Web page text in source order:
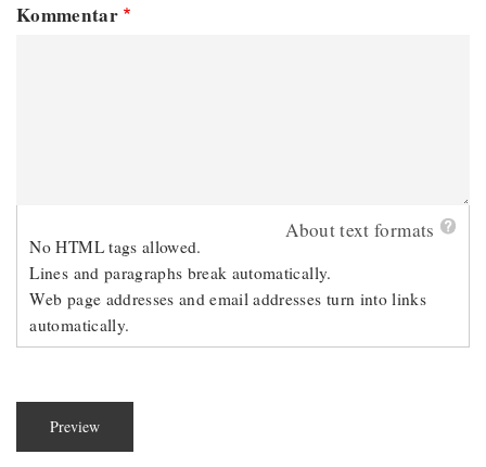
Kommentar
About text formats
No HTML tags allowed.
Lines and paragraphs break automatically.
Web page addresses and email addresses turn into links
automatically.